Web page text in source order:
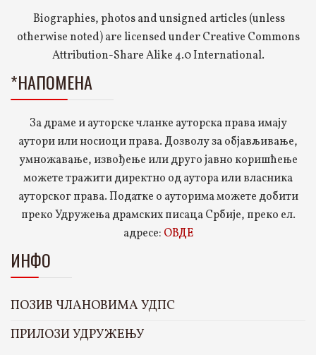
Biographies, photos and unsigned articles (unless
otherwise noted) are licensed under Creative Commons
Attribution-Share Alike 4.0 International.
*НАПОМЕНА
За драме и ауторске чланке ауторска права имају
аутори или носиоци права. Дозволу за објављивање,
умножавање, извођење или друго јавно коришћење
можете тражити директно од аутора или власника
ауторског права. Податке о ауторима можете добити
преко Удружења драмских писаца Србије, преко ел.
адресе: ОВДЕ
ИНФО
ПОЗИВ ЧЛАНОВИМА УДПС
ПРИЛОЗИ УДРУЖЕЊУ